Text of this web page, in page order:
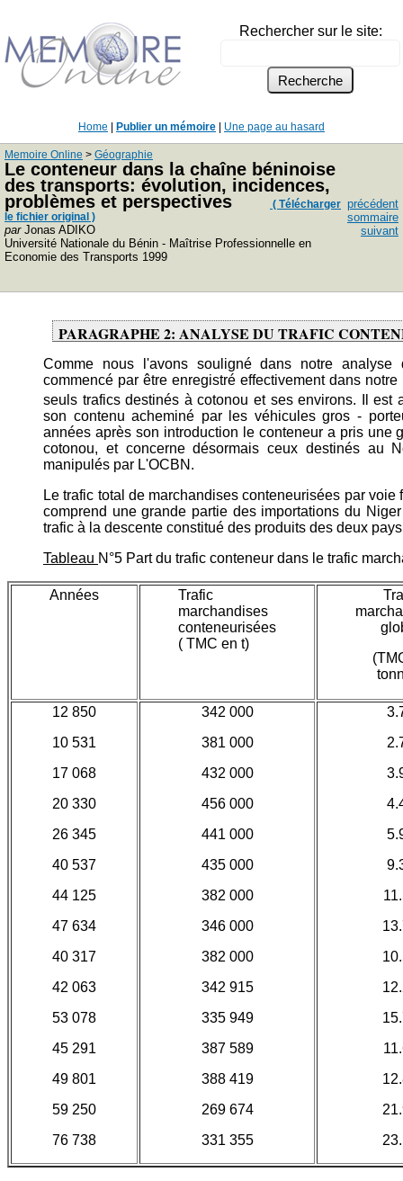
Rechercher sur le site:
Home Publier un mémoire Une page au hasard
Memoire Online > Géographie
Le conteneur dans la chaîne béninoise
des transports: évolution, incidences,
problèmes et perspectives
( Télécharger
le fichier original )
parJonas ADIKO
Université Nationale du Bénin - Maîtrise Professionnelle en
Economie des Transports 1999
précédent
sommaire
suivant
PARAGRAPHE 2: ANALYSE DU TRAFIC
Comme nous l'avons souligné dans notre
commencé par être enregistré effectivement dans
seuls trafics destinés à cotonou et ses environs. Il est
son contenu acheminé par les véhicules gros -
années après son introduction le conteneur a pris une
cotonou, et concerne désormais ceux destinés au
manipulés par L'OCBN.
Le trafic total de marchandises conteneurisées par
comprend une grande partie des importations du
trafic à la descente constitué des produits des deux
Tableau N°5 Part du trafic conteneur dans le trafic
Années
Trafic
marchandises
conteneurisées
( TMC en t)
12 850
10 531
17 068
20 330
26 345
40 537
44 125
47 634
40 317
42 063
53 078
45 291
49 801
59 250
76 738
342 000
381 000
432 000
456 000
441 000
435 000
382 000
346 000
382 000
342 915
335 949
387 589
388 419
269 674
331 355